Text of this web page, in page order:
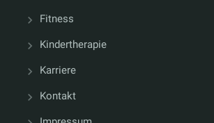
Fitness
Kindertherapie
Karriere
Kontakt